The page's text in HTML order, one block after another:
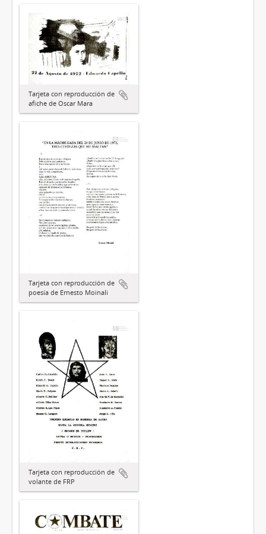
Tarjeta con reproducción de
afiche de Oscar Mara
Tarjeta con reproducción de
poesía de Ernesto Moinali
Tarjeta con reproducción de
volante de FRP